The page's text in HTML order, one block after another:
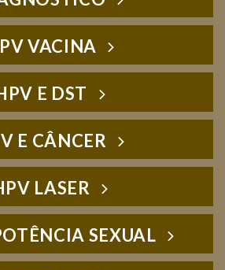
VACINA
E DST
E CÂNCER
LASER
SEXUAL